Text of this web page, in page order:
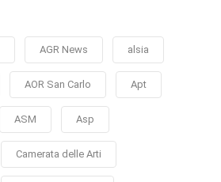
AGR News alsia
AOR San Carlo Apt
ASM Asp
Camerata delle Arti